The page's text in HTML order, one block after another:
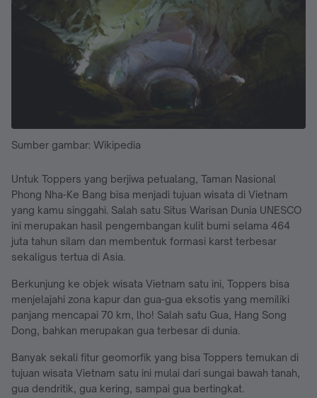
Sumber gambar: Wikipedia
Untuk Toppers yang berjiwa petualang, Taman Nasional
Phong Nha-Ke Bang bisa menjadi tujuan wisata di Vietnam
yang kamu singgahi. Salah satu Situs Warisan Dunia UNESCO
ini merupakan hasil pengembangan kulit bumi selama 464
juta tahun silam dan membentuk formasi karst terbesar
sekaligus tertua di Asia.
Berkunjung ke objek wisata Vietnam satu ini, Toppers bisa
menjelajahi zona kapur dan gua-gua eksotis yang memiliki
panjang mencapai 70 km, lho! Salah satu Gua, Hang Song
Dong, bahkan merupakan gua terbesar di dunia.
Banyak sekali fitur geomorfik yang bisa Toppers temukan di
tujuan wisata Vietnam satu ini mulai dari sungai bawah tanah,
gua dendritik, gua kering, sampai gua bertingkat.